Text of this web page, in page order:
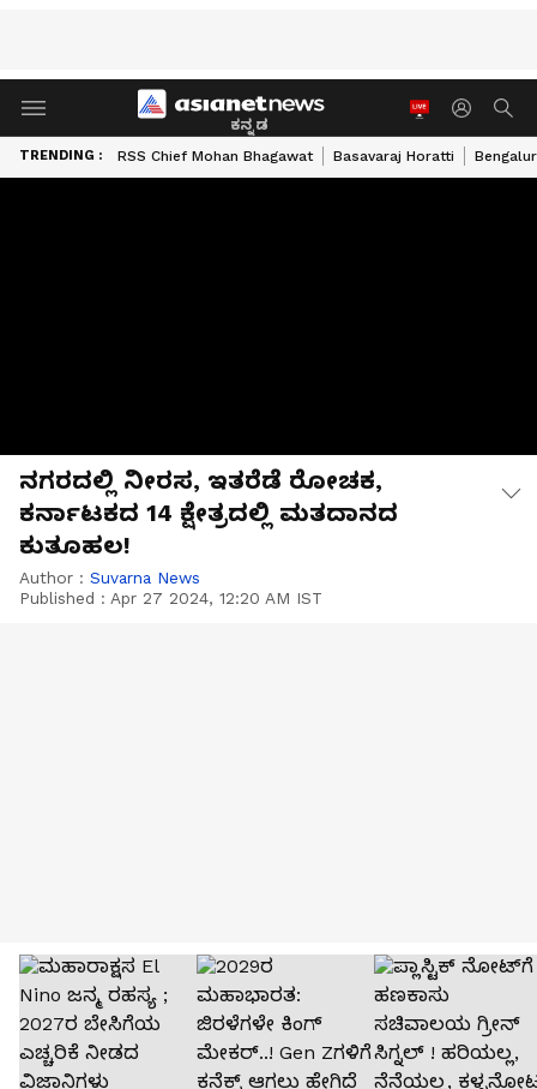
ಕನ್ನಡ
TRENDING : RSS Chief Mohan Bhagawat Basavaraj Horatti
ನಗರದಲ್ಲಿ ನೀರಸ, ಇತರೆಡೆ ರೋಚಕ,
ಕರ್ನಾಟಕದ 14 ಕ್ಷೇತ್ರದಲ್ಲಿ ಮತದಾನದ
ಕುತೂಹಲ!
Author : Suvarna News
Published : Apr 27 2024, 12:20 AM IST